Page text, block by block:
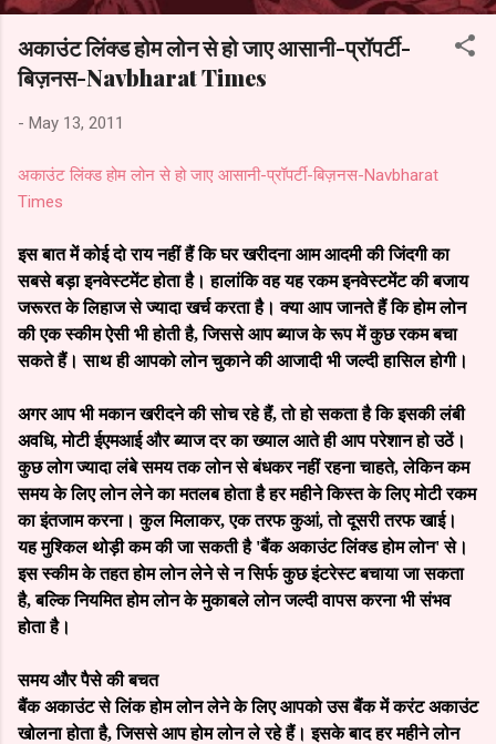
अकाउंट लिंक्ड होम लोन से हो जाए आसानी-प्रॉपर्टी-
बिज़नस-Navbharat Times
- May 13, 2011
अकाउंट लिंक्ड होम लोन से हो जाए आसानी-प्रॉपर्टी-बिज़नस-Navbharat
Times
इस बात में कोई दो राय नहीं हैं कि घर खरीदना आम आदमी की जिंदगी का
सबसे बड़ा इनवेस्टमेंट होता है। हालांकि वह यह रकम इनवेस्टमेंट की बजाय
जरूरत के लिहाज से ज्यादा खर्च करता है। क्या आप जानते हैं कि होम लोन
की एक स्कीम ऐसी भी होती है, जिससे आप ब्याज के रूप में कुछ रकम बचा
सकते हैं। साथ ही आपको लोन चुकाने की आजादी भी जल्दी हासिल होगी।
अगर आप भी मकान खरीदने की सोच रहे हैं, तो हो सकता है कि इसकी लंबी
अवधि, मोटी ईएमआई और ब्याज दर का ख्याल आते ही आप परेशान हो उठें।
कुछ लोग ज्यादा लंबे समय तक लोन से बंधकर नहीं रहना चाहते, लेकिन कम
समय के लिए लोन लेने का मतलब होता है हर महीने किस्त के लिए मोटी रकम
का इंतजाम करना। कुल मिलाकर, एक तरफ कुआं, तो दूसरी तरफ खाई।
यह मुश्किल थोड़ी कम की जा सकती है 'बैंक अकाउंट लिंक्ड होम लोन' से।
इस स्कीम के तहत होम लोन लेने से न सिर्फ कुछ इंटरेस्ट बचाया जा सकता
है, बल्कि नियमित होम लोन के मुकाबले लोन जल्दी वापस करना भी संभव
होता है।
समय और पैसे की बचत
बैंक अकाउंट से लिंक होम लोन लेने के लिए आपको उस बैंक में करंट अकाउंट
खोलना होता है, जिससे आप होम लोन ले रहे हैं। इसके बाद हर महीने लोन